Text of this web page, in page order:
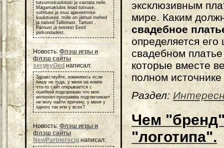
tutvumiskuulutusi ja vastata neile.
Magamaklubis leiad tutvuse,
suhtluse ja muu ajaveetmise
kuulutused, mille on jätnud mehed
ja naised Tallinnast, Tartust ,
Pärnust ja teistest Eesti
piirkondadest.
Новость:Флэш игры и
флэш сайты
sergeyGed написал:
Здравствуйте, извиняюсь если
пишу не туда, у меня на компе
что-то сайт открывается с
ошибкой подозреваю что моя
интернет-программа подглючивает
не могу найти причину, у меня у
одного так или у всех?
Новость:Флэш игры и
флэш сайты
NewPartnerscigнаписал:
эксклюзивным
мире. Каким
свадебное
определяется
свадебном
которые вместе
полном
Раздел:
Чем "бренд"
"логотипа".